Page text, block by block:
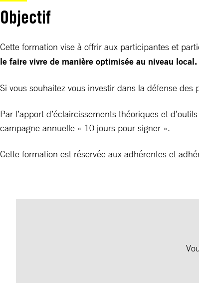
Objectif
Cette formation vise à offrir aux participantes et
le faire vivre de manière optimisée au niveau local.
Si vous souhaitez vous investir dans la défense
Par l’apport d’éclaircissements théoriques et
campagne annuelle « 10 jours pour signer ».
Cette formation est réservée aux adhérentes et